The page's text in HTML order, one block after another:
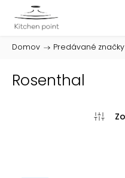
Domov / Predávané značky
Rosenthal